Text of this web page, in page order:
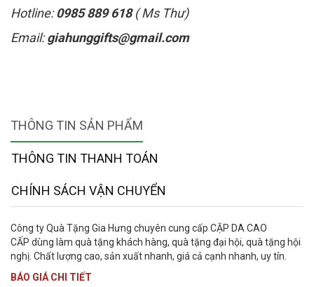
Hotline:0985 889 618( Ms Thư)
Email:giahunggifts@gmail.com
THÔNG TIN SẢN PHẨM
THÔNG TIN THANH TOÁN
CHÍNH SÁCH VẬN CHUYỂN
Công ty Quà Tặng Gia Hưng chuyên cung cấp CẶP DA CAO
CẤP dùng làm quà tặng khách hàng, quà tặng đại hội, quà tặng hội
nghị. Chất lượng cao, sản xuất nhanh, giá cả cạnh nhanh, uy tín.
BÁO GIÁ CHI TIẾT